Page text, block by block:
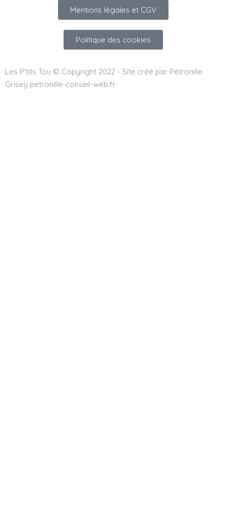
Mentions légales et CGV
Politique des cookies
Les P'tits Tou © Copyright 2022 - Site créé par Pétronille
Grisey petronille-conseil-web.fr